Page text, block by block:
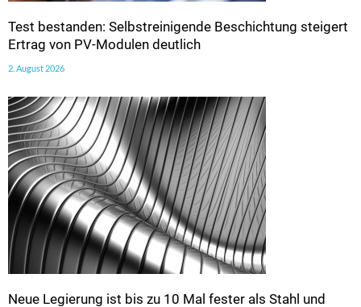
Test bestanden: Selbstreinigende Beschichtung steigert
Ertrag von PV-Modulen deutlich
2. August 2026
Neue Legierung ist bis zu 10 Mal fester als Stahl und